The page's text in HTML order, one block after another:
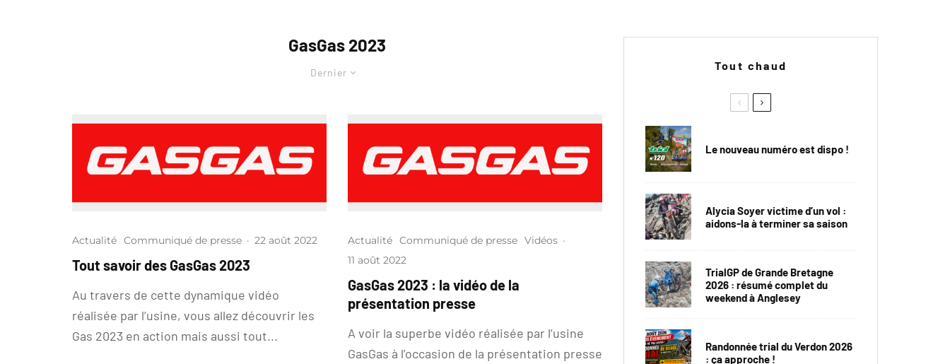
GasGas 2023
Dernier
Actualité Communiqué de presse · 22 août 2022
Tout savoir des GasGas 2023
Au travers de cette dynamique vidéo
réalisée par l’usine, vous allez découvrir les
Gas 2023 en action mais aussi tout...
Actualité Communiqué de presse Vidéos ·
11 août 2022
GasGas 2023 : la vidéo de la
présentation presse
A voir la superbe vidéo réalisée par l’usine
GasGas à l’occasion de la présentation presse
Tout chaud
Le nouveau numéro est dispo !
Alycia Soyer victime d’un vol :
aidons-la à terminer sa saison
TrialGP de Grande Bretagne
2026 : résumé complet du
weekend à Anglesey
Randonnée trial du Verdon 2026
: ça approche !